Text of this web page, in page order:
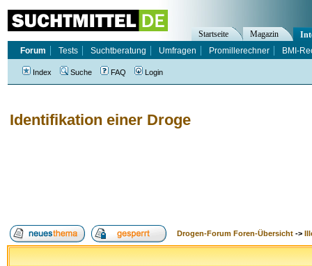
Identifikation einer Droge
Drogen-Forum Foren-Übersicht ->
Startseite Magazin
Forum
Tests Suchtberatung Umfragen Promillerechner BMI-
Index Suche FAQ Login